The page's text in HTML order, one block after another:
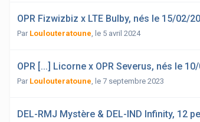
OPR Fizwizbiz x LTE Bulby, nés le 15/02/
Par Loulouteratoune le 5 avril 2024
OPR [...] Licorne x OPR Severus, nés le
Par Loulouteratoune le 7 septembre 2023
DEL-RMJ Mystère & DEL-IND Infinity, 12